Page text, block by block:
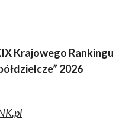
Krajowego Rankingu
2026